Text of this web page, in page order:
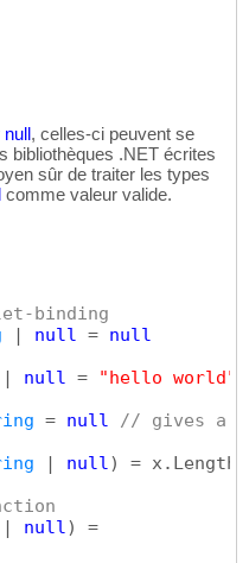
null, celles-ci peuvent se
bibliothèques .NET écrites
sûr de traiter les types
comme valeur valide.
binding
null = null
null =
"hello world"
= null
// gives a
null) = x.Length
null)
=